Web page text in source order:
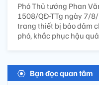
Phó Thủ tướng Phan
1508/QĐ-TTg ngày 7/
trang thiết bị bảo đảm
phó, khắc phục hậu
Bạn đọc quan tâm